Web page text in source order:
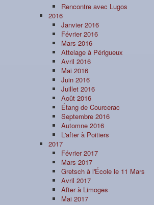
Rencontre avec Lugos
2016
Janvier 2016
Février 2016
Mars 2016
Attelage à Périgueux
Avril 2016
Mai 2016
Juin 2016
Juillet 2016
Août 2016
Étang de Courcerac
Septembre 2016
Automne 2016
L'after à Poitiers
2017
Février 2017
Mars 2017
Gretsch à l'École le 11 Mars
Avril 2017
After à Limoges
Mai 2017